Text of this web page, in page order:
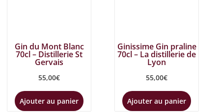
Gin du Mont Blanc
70cl – Distillerie St
Gervais
55,00€
Ajouter au panier
Ginissime Gin praline
70cl – La distillerie de
Lyon
55,00€
Ajouter au panier